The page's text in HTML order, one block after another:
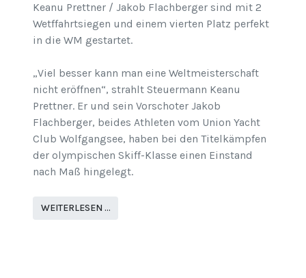
Keanu Prettner / Jakob Flachberger sind mit 2
Wetffahrtsiegen und einem vierten Platz perfekt
in die WM gestartet.
„Viel besser kann man eine Weltmeisterschaft
nicht eröffnen“, strahlt Steuermann Keanu
Prettner. Er und sein Vorschoter Jakob
Flachberger, beides Athleten vom Union Yacht
Club Wolfgangsee, haben bei den Titelkämpfen
der olympischen Skiff-Klasse einen Einstand
nach Maß hingelegt.
WEITERLESEN …